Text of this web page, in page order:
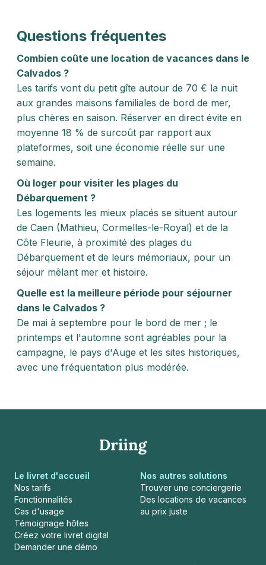
Questions fréquentes
Combien coûte une location de vacances dans le
Calvados ?
Les tarifs vont du petit gîte autour de 70 € la nuit
aux grandes maisons familiales de bord de mer,
plus chères en saison. Réserver en direct évite en
moyenne 18 % de surcoût par rapport aux
plateformes, soit une économie réelle sur une
semaine.
Où loger pour visiter les plages du
Débarquement ?
Les logements les mieux placés se situent autour
de Caen (Mathieu, Cormelles-le-Royal) et de la
Côte Fleurie, à proximité des plages du
Débarquement et de leurs mémoriaux, pour un
séjour mêlant mer et histoire.
Quelle est la meilleure période pour séjourner
dans le Calvados ?
De mai à septembre pour le bord de mer ; le
printemps et l'automne sont agréables pour la
campagne, le pays d'Auge et les sites historiques,
avec une fréquentation plus modérée.
Le livret d'accueil
Nos tarifs
Fonctionnalités
Cas d'usage
Témoignage hôtes
Créez votre livret digital
Demander une démo
Nos autres solutions
Trouver une conciergerie
Des locations de vacances
au prix juste